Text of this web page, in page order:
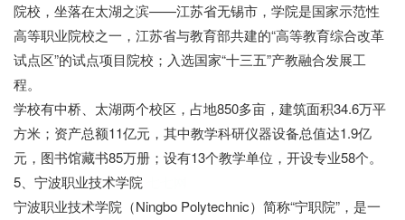
院校，坐落在太湖之滨——江苏省无锡市，学院是国家示范性
高等职业院校之一，江苏省与教育部共建的“高等教育综合改革
试点区”的试点项目院校；入选国家“十三五”产教融合发展工
程。
学校有中桥、太湖两个校区，占地850多亩，建筑面积34.6万平
方米；资产总额11亿元，其中教学科研仪器设备总值达1.9亿
元，图书馆藏书85万册；设有13个教学单位，开设专业58个。
5、宁波职业技术学院
宁波职业技术学院（Ningbo Polytechnic）简称“宁职院”，是一